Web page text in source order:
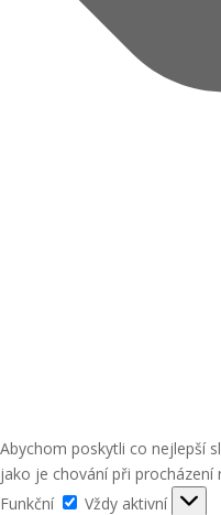
Abychom poskytli co nejlepší
jako je chování při
Funkční
Funkční
Vždy aktivní